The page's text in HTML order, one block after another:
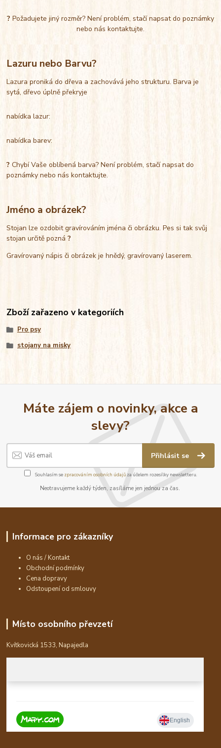
? Požadujete jiný rozměr? Není problém, stačí napsat do poznámky
nebo nás kontaktujte.
Lazuru nebo Barvu?
Lazura proniká do dřeva a zachovává jeho strukturu. Barva je
sytá, dřevo úplně překryje
nabídka lazur:
nabídka barev:
?Chybí Vaše oblíbená barva? Není problém, stačí napsat do
poznámky nebo nás kontaktujte.
Jméno a obrázek?
Stojan lze ozdobit gravírováním jména či obrázku. Pes si tak svůj
stojan určitě pozná?
Gravírovaný nápis či obrázek je hnědý, gravírovaný laserem.
Zboží zařazeno v kategoriích
Pro psy
stojany na misky
Máte zájem o novinky, akce a
slevy?
Přihlásit se
Souhlasím se zpracováním osobních údajůza účelem rozesílky newsletteru.
Neotravujeme každý týden, zasíláme jen jednou za čas.
Informace pro zákazníky
O nás / Kontakt
Obchodní podmínky
Cena dopravy
Odstoupení od smlouvy
Místo osobního převzetí
Kvítkovická 1533, Napajedla